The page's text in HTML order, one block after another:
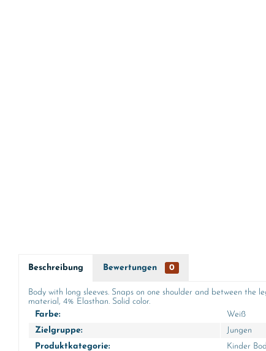
Beschreibung Bewertungen 0
Body with long sleeves. Snaps on one shoulder and between
material, 4% Elasthan. Solid color.
Farbe:
Weiß
Zielgruppe:
Jungen
Produktkategorie:
Kinder